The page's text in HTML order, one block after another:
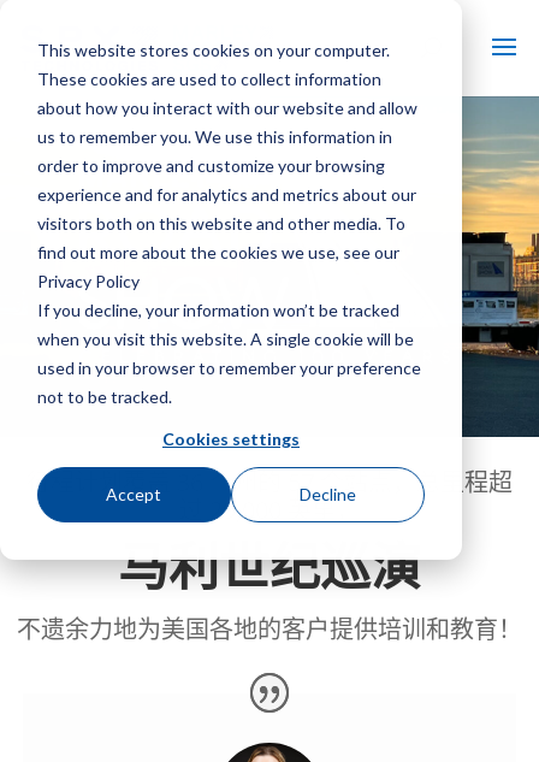
This website stores cookies on your computer.
These cookies are used to collect information
about how you interact with our website and allow
us to remember you. We use this information in
order to improve and customize your browsing
experience and for analytics and metrics about our
visitors both on this website and other media. To
find out more about the cookies we use, see our
Privacy Policy
If you decline, your information won’t be tracked
when you visit this website. A single cookie will be
used in your browser to remember your preference
not to be tracked.
Cookies settings
Accept Decline
行程计划覆盖 36 个州的 57 个站点，总里程超
过 29,000 英里，
马利世纪巡演
不遗余力地为美国各地的客户提供培训和教育！